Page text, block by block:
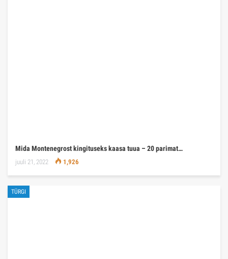
Mida Montenegrost kingituseks kaasa tuua – 20 parimat…
juuli 21, 2022 1,926
TÜRGI